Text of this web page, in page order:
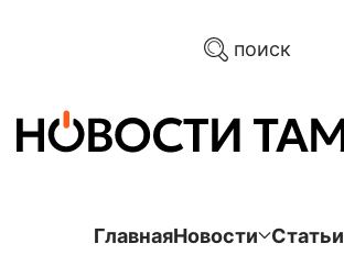
поиск
ГлавнаяНовости Статьи